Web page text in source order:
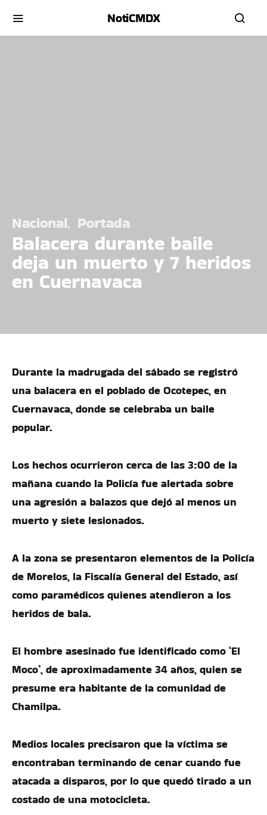
NotiCMDX
Nacional Portada
Balacera durante baile
deja un muerto y 7 heridos
en Cuernavaca
Durante la madrugada del sábado se registró
una balacera en el poblado de Ocotepec, en
Cuernavaca, donde se celebraba un baile
popular.
Los hechos ocurrieron cerca de las 3:00 de la
mañana cuando la Policía fue alertada sobre
una agresión a balazos que dejó al menos un
muerto y siete lesionados.
A la zona se presentaron elementos de la Policía
de Morelos, la Fiscalía General del Estado, así
como paramédicos quienes atendieron a los
heridos de bala.
El hombre asesinado fue identificado como ‘El
Moco’, de aproximadamente 34 años, quien se
presume era habitante de la comunidad de
Chamilpa.
Medios locales precisaron que la víctima se
encontraban terminando de cenar cuando fue
atacada a disparos, por lo que quedó tirado a un
costado de una motocicleta.